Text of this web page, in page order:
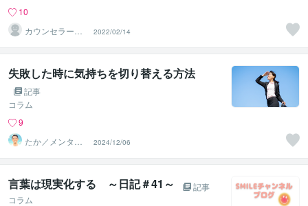
10
カウンセラー佐
藤愛
2022/02/14
失敗した時に気持ちを切り替える方法
記事
コラム
9
たか／メンタル
パートナー
2024/12/06
言葉は現実化する ～日記＃41～
記事
コラム